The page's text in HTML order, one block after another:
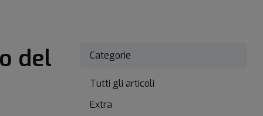
del
Categorie
Tutti gli articoli
Extra